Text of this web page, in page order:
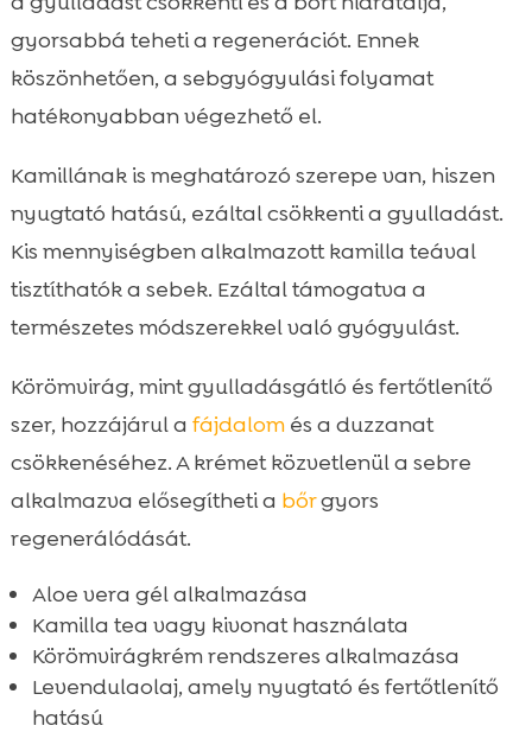
gyorsabbá teheti a regenerációt. Ennek
köszönhetően, a sebgyógyulási folyamat
hatékonyabban végezhető el.
Kamillának is meghatározó szerepe van, hiszen
nyugtató hatású, ezáltal csökkenti a gyulladást.
Kis mennyiségben alkalmazott kamilla teával
tisztíthatók a sebek. Ezáltal támogatva a
természetes módszerekkel való gyógyulást.
Körömvirág, mint gyulladásgátló és fertőtlenítő
szer, hozzájárul a fájdalomés a duzzanat
csökkenéséhez. A krémet közvetlenül a sebre
alkalmazva elősegítheti a bőrgyors
regenerálódását.
Aloe vera gél alkalmazása
Kamilla tea vagy kivonat használata
Körömvirágkrém rendszeres alkalmazása
Levendulaolaj, amely nyugtató és fertőtlenítő
hatású